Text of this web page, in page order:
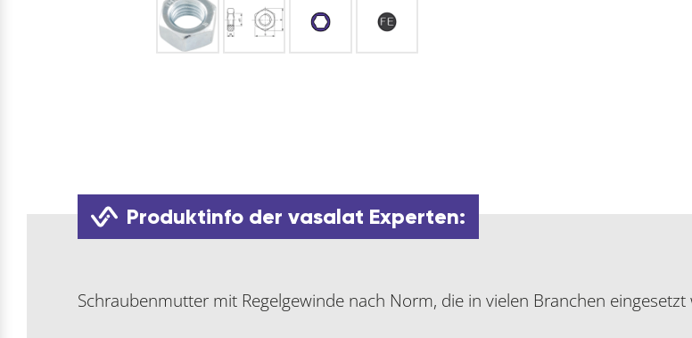
Produktinfo der vasalat Experten:
Schraubenmutter mit Regelgewinde nach Norm, die in vielen Branchen eingesetzt